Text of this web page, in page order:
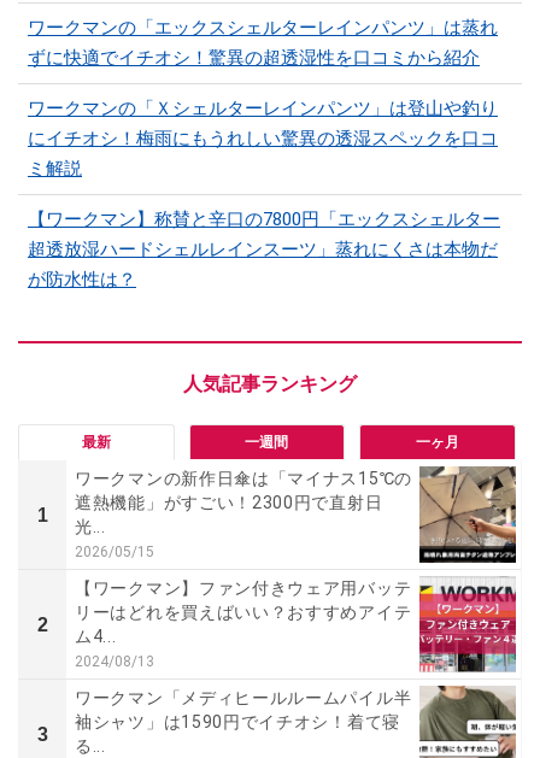
ワークマンの「エックスシェルターレインパンツ」は蒸れ
ずに快適でイチオシ！驚異の超透湿性を口コミから紹介
ワークマンの「Ｘシェルターレインパンツ」は登山や釣り
にイチオシ！梅雨にもうれしい驚異の透湿スペックを口コ
ミ解説
【ワークマン】称賛と辛口の7800円「エックスシェルター
超透放湿ハードシェルレインスーツ」蒸れにくさは本物だ
が防水性は？
最新 一週間 一ヶ月
1
ワークマンの新作日傘は「マイナス15℃の
遮熱機能」がすごい！2300円で直射日
光...
2026/05/15
2
【ワークマン】ファン付きウェア用バッテ
リーはどれを買えばいい？おすすめアイテ
ム4...
2024/08/13
3
ワークマン「メディヒールルームパイル半
袖シャツ」は1590円でイチオシ！着て寝
る...